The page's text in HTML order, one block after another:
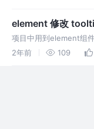
气泡，
element 修改
项目中用到element组
示,直接修改发现没有作
现问题,选中不到tootip
2年前 109